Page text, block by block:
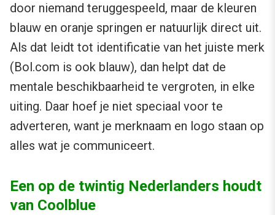
door niemand teruggespeeld, maar de kleuren
blauw en oranje springen er natuurlijk direct uit.
Als dat leidt tot identificatie van het juiste merk
(Bol.com is ook blauw), dan helpt dat de
mentale beschikbaarheid te vergroten, in elke
uiting. Daar hoef je niet speciaal voor te
adverteren, want je merknaam en logo staan op
alles wat je communiceert.
Een op de twintig Nederlanders houdt
van Coolblue